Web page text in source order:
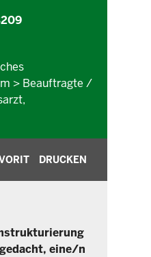
> Beauftragte /
DRUCKEN
eine/n